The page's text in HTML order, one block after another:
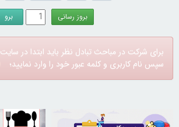
برای شرکت در مباحث تبادل نظر باید ابتدا در سایت
سپس نام کاربری و کلمه عبور خود را وارد نمایید؛